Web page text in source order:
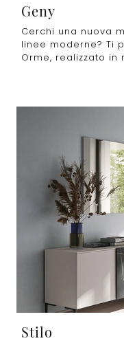
Geny
Cerchi una nuova
linee moderne? Ti
Orme, realizzato in
Stilo